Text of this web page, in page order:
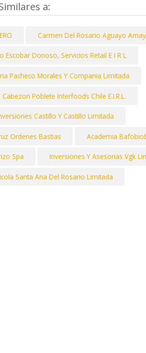
a:
Carmen Del Rosario Aguayo
Escobar Donoso, Servicios Retail E I R L
Pacheco Morales Y Compania Limitada
Poblete Interfoods Chile E.I.R.L.
Castillo Y Castillo Limitada
Ordenes Bastias Academia
Spa Inversiones Y Asesorias Vgk
Santa Ana Del Rosario Limitada